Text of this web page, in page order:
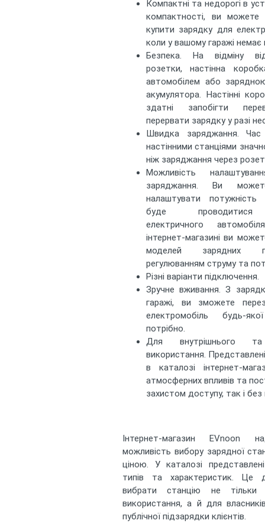
Компактні та недорогі в
компактності, ви можете
купити зарядку для
коли у вашому гаражі немає
Безпека. На відміну
розетки, настінна
автомобілем або
акумулятора. Настінні
здатні запобігти
перервати зарядку у разі
Швидка заряджання.
настінними станціями
ніж заряджання через
Можливість
заряджання. Ви
налаштувати
буде проводитися
електричного
інтернет-магазині ви
моделей зарядних
регулюванням струму та
Різні варіанти підключення.
Зручне вживання. З
гаражі, ви зможете
електромобіль будь-
потрібно.
Для внутрішнього та
використання. Представлені
в каталозі інтернет-
атмосферних впливів та
захистом доступу, так і без
Інтернет-магазин EVnoon
можливість вибору зарядної
ціною. У каталозі представлені
типів та характеристик. Це
вибрати станцію не тільки
використання, а й для
публічної підзарядки клієнтів.